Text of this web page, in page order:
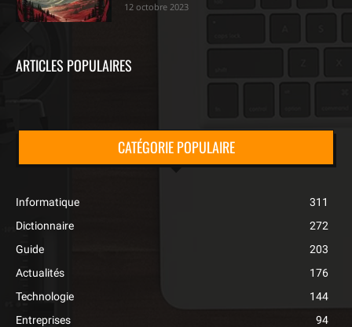
12 octobre 2023
ARTICLES POPULAIRES
CATÉGORIE POPULAIRE
Informatique
311
Dictionnaire
272
Guide
203
Actualités
176
Technologie
144
Entreprises
94